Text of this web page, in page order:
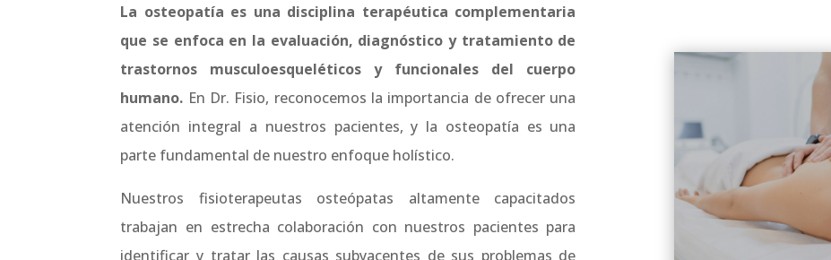
La osteopatía es una disciplina terapéutica complementaria
que se enfoca en la evaluación, diagnóstico y tratamiento de
trastornos musculoesqueléticos y funcionales del cuerpo
humano. En Dr. Fisio, reconocemos la importancia de ofrecer una
atención integral a nuestros pacientes, y la osteopatía es una
parte fundamental de nuestro enfoque holístico.
Nuestros fisioterapeutas osteópatas altamente capacitados
trabajan en estrecha colaboración con nuestros pacientes para
identificar y tratar las causas subyacentes de sus problemas de